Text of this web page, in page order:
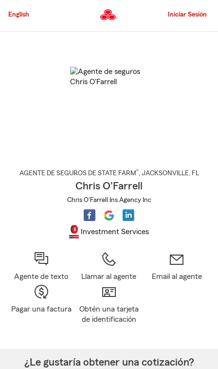
al
principal
English Iniciar Sesión
AGENTE DE SEGUROS DE STATE FARM®, JACKSONVILLE, FL
Chris O'Farrell
Chris O'Farrell Ins Agency Inc
Investment Services
Agente de texto Llamar al agente Email al agente
Pagar una factura
Obtén una tarjeta
de identificación
¿Le gustaría obtener una cotización?